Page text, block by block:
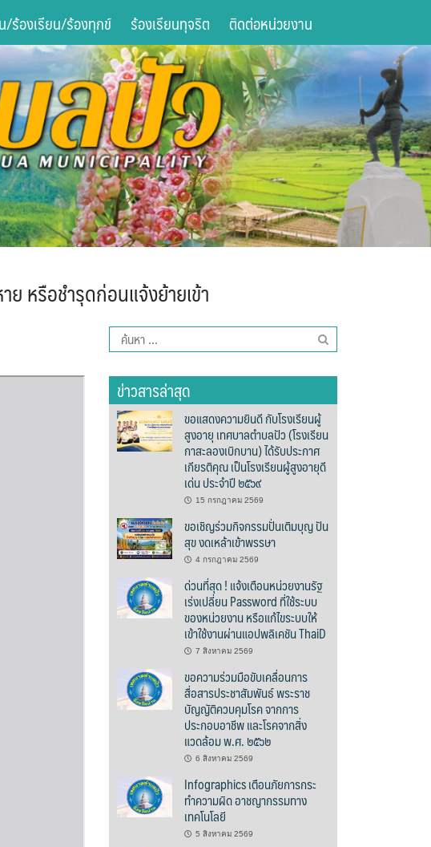
/ร้องเรียน/ร้องทุกข์ ร้องเรียนทุจริต ติดต่อหน่วยงาน
หรือชำรุดก่อนแจ้งย้ายเข้า
ค้นหา
สำหรับ:
ข่าวสารล่าสุด
ขอแสดงความยินดี กับโรงเรียนผู้
สูงอายุ เทศบาลตำบลปัว (โรงเรียน
กาสะลองเบิกบาน) ได้รับประกาศ
เกียรติคุณ เป็นโรงเรียนผู้สูงอายุดี
เด่น ประจำปี ๒๕๖๙
15 กรกฎาคม 2569
ขอเชิญร่วมกิจกรรมปั่นเติมบุญ ปัน
สุข งดเหล้าเข้าพรรษา
4 กรกฎาคม 2569
ด่วนที่สุด ! แจ้งเตือนหน่วยงานรัฐ
เร่งเปลี่ยน Password ที่ใช้ระบบ
ของหน่วยงาน หรือแก้ไขระบบให้
เข้าใช้งานผ่านแอปพลิเคชัน ThaiD
7 สิงหาคม 2569
ขอความร่วมมือขับเคลื่อนการ
สื่อสารประชาสัมพันธ์ พระราช
บัญญัติควบคุมโรค จากการ
ประกอบอาชีพ และโรคจากสิ่ง
แวดล้อม พ.ศ. ๒๕๖๒
6 สิงหาคม 2569
Infographics เตือนภัยการกระ
ทำความผิด อาชญากรรมทาง
เทคโนโลยี
5 สิงหาคม 2569